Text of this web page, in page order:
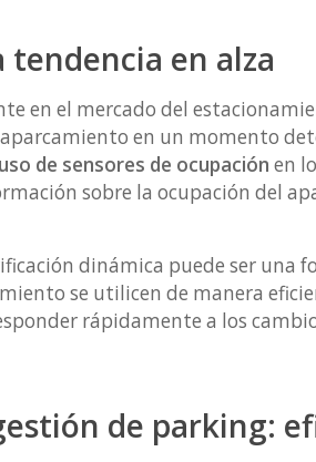
en alza
en el mercado del
en un momento
de sensores de ocupación en
sobre la ocupación del
dinámica puede ser una
se utilicen de manera
rápidamente a los
de parking: